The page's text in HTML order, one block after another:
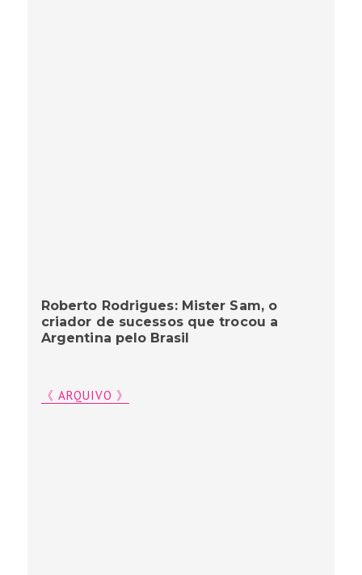
Roberto Rodrigues: Mister Sam, o
criador de sucessos que trocou a
Argentina pelo Brasil
《 ARQUIVO 》